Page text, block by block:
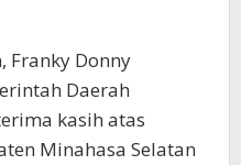
Franky Donny
Daerah
kasih atas
Minahasa Selatan